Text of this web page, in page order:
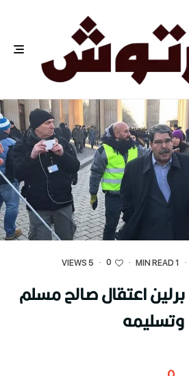
·
1 MIN READ
·
0
·
5 VIEWS
اعتقال صالح مسلم
وتسليمه